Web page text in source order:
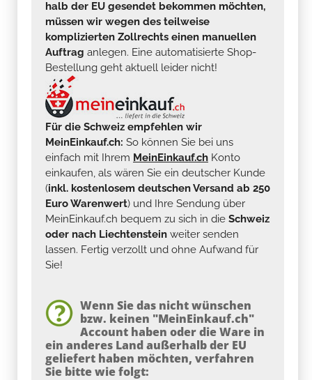
halb der EU gesendet bekommen möchten,
müssen wir wegen des teilweise
komplizierten Zollrechts einen manuellen
Auftrag anlegen. Eine automatisierte Shop-
Bestellung geht aktuell leider nicht!
Für die Schweiz empfehlen wir
MeinEinkauf.ch: So können Sie bei uns
einfach mit Ihrem MeinEinkauf.ch Konto
einkaufen, als wären Sie ein deutscher Kunde
(inkl. kostenlosem deutschen Versand ab 250
Euro Warenwert) und Ihre Sendung über
MeinEinkauf.ch bequem zu sich in die Schweiz
oder nach Liechtenstein weiter senden
lassen. Fertig verzollt und ohne Aufwand für
Sie!
Wenn Sie das nicht wünschen
bzw. keinen "MeinEinkauf.ch"
Account haben oder die Ware in
ein anderes Land außerhalb der EU
geliefert haben möchten, verfahren
Sie bitte wie folgt: